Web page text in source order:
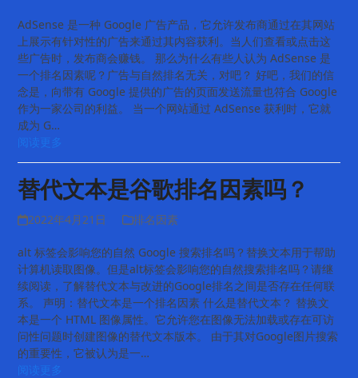
AdSense 是一种 Google 广告产品，它允许发布商通过在其网站
上展示有针对性的广告来通过其内容获利。当人们查看或点击这
些广告时，发布商会赚钱。 那么为什么有些人认为 AdSense 是
一个排名因素呢？广告与自然排名无关，对吧？ 好吧，我们的信
念是，向带有 Google 提供的广告的页面发送流量也符合 Google
作为一家公司的利益。 当一个网站通过 AdSense 获利时，它就
成为 G…
阅读更多
替代文本是谷歌排名因素吗？
2022年4月21日 排名因素
alt 标签会影响您的自然 Google 搜索排名吗？替换文本用于帮助
计算机读取图像。但是alt标签会影响您的自然搜索排名吗？请继
续阅读，了解替代文本与改进的Google排名之间是否存在任何联
系。 声明：替代文本是一个排名因素 什么是替代文本？ 替换文
本是一个 HTML 图像属性。它允许您在图像无法加载或存在可访
问性问题时创建图像的替代文本版本。 由于其对Google图片搜索
的重要性，它被认为是一…
阅读更多